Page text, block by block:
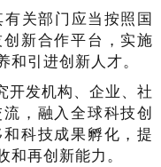
关部门应当按照国
新合作平台，实施
引进创新人才。
开发机构、企业、社
，融入全球科技创
科技成果孵化，提
再创新能力。